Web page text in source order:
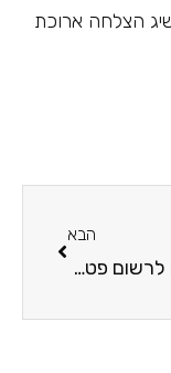
הצלחה ארוכת
הבא
כמה עולה לרשום פטנטים ולמה זה חשוב בכלל?